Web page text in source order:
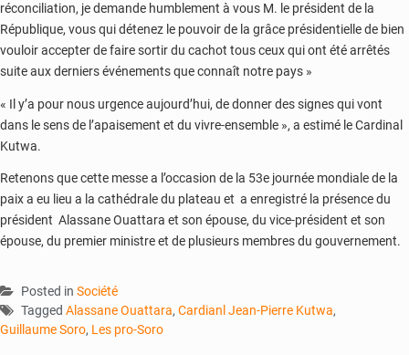
réconciliation, je demande humblement à vous M. le président de la
République, vous qui détenez le pouvoir de la grâce présidentielle de bien
vouloir accepter de faire sortir du cachot tous ceux qui ont été arrêtés
suite aux derniers événements que connaît notre pays »
« Il y’a pour nous urgence aujourd’hui, de donner des signes qui vont
dans le sens de l’apaisement et du vivre-ensemble », a estimé le Cardinal
Kutwa.
Retenons que cette messe a l’occasion de la 53e journée mondiale de la
paix a eu lieu a la cathédrale du plateau et a enregistré la présence du
président Alassane Ouattara et son épouse, du vice-président et son
épouse, du premier ministre et de plusieurs membres du gouvernement.
Posted in Société
Tagged Alassane Ouattara, Cardianl Jean-Pierre Kutwa,
Guillaume Soro, Les pro-Soro